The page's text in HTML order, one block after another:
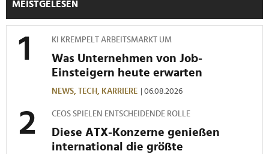
Partner führen diese Informationen möglicherweise mit
weiteren Daten zusammen, die Sie ihnen bereitgestellt
haben oder die sie im Rahmen Ihrer Nutzung der Dienste
gesammelt haben.
MEISTGELESEN
KI KREMPELT ARBEITSMARKT UM
Was Unternehmen von Job-
Einsteigern heute erwarten
NEWS, TECH, KARRIERE | 06.08.2026
CEOS SPIELEN ENTSCHEIDENDE ROLLE
Diese ATX-Konzerne genießen
international die größte